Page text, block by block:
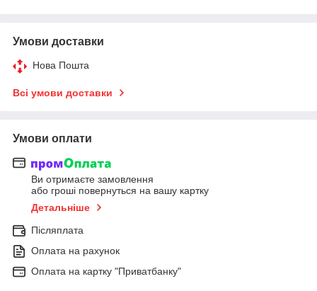
Умови доставки
Нова Пошта
Всі умови доставки
Умови оплати
Ви отримаєте замовлення
або гроші повернуться на вашу картку
Детальніше
Післяплата
Оплата на рахунок
Оплата на картку "Приватбанку"